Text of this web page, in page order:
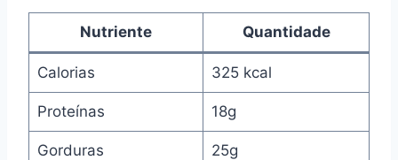
Nutriente Quantidade
Calorias 325 kcal
Proteínas 18g
Gorduras 25g